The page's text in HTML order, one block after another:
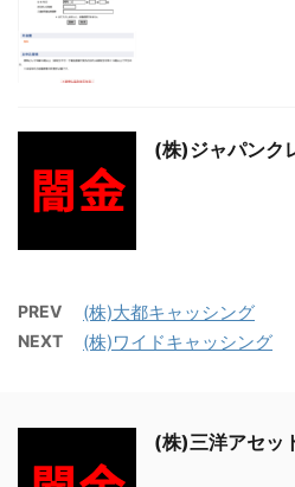
(株)ジャパンク
PREV (株)大都キャッシング
NEXT (株)ワイドキャッシング
(株)三洋アセッ